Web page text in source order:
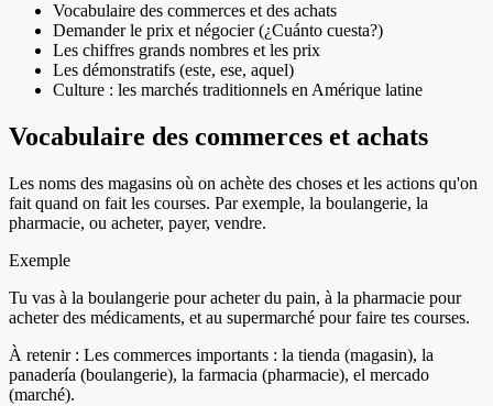
Vocabulaire des commerces et des achats
Demander le prix et négocier (¿Cuánto cuesta?)
Les chiffres grands nombres et les prix
Les démonstratifs (este, ese, aquel)
Culture : les marchés traditionnels en Amérique latine
Vocabulaire des commerces et achats
Les noms des magasins où on achète des choses et les actions qu'on
fait quand on fait les courses. Par exemple, la boulangerie, la
pharmacie, ou acheter, payer, vendre.
Exemple
Tu vas à la boulangerie pour acheter du pain, à la pharmacie pour
acheter des médicaments, et au supermarché pour faire tes courses.
À retenir : Les commerces importants : la tienda (magasin), la
panadería (boulangerie), la farmacia (pharmacie), el mercado
(marché).